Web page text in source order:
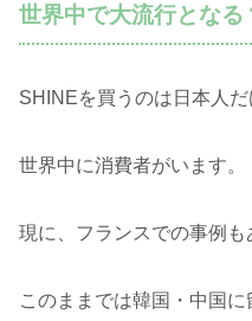
世界中で大流行となる
SHINEを買うのは日本人だ
世界中に消費者がいます。
現に、フランスでの事例も
このままでは韓国・中国に